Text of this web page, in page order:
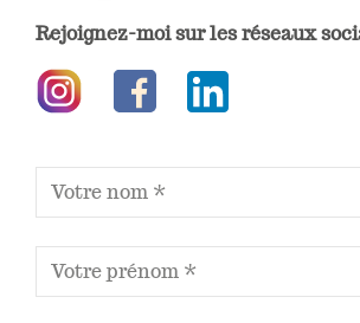
Rejoignez-moi sur les réseaux